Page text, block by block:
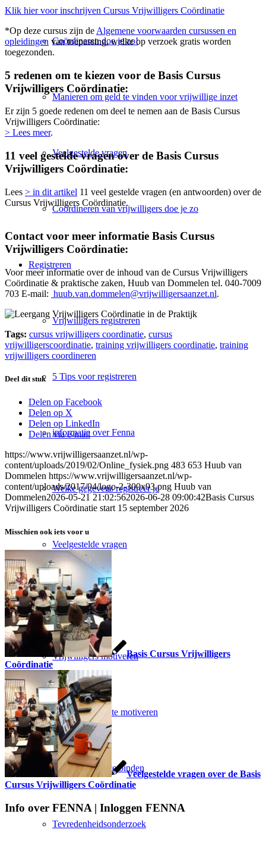
Coördineren doe je zo!
Manieren om geld te vinden voor vrijwillige inzet
Veelgestelde vragen
Coördineren van vrijwilligers doe je zo
Registreren
Vrijwilligers registreren
5 Tips voor registreren
informatie over Fenna
Welke gegevens registreer je
Veelgestelde vragen
Motiveren
Vrijwilligers motiveren
5 Manieren om te motiveren
5 tips om beter te binden
Tevredenheidsonderzoek
Klik hier voor inschrijven Cursus Vrijwilligers Coördinatie
*Op deze cursus zijn de Algemene voorwaarden cursussen en
opleidingen van toepassing, welke op verzoek gratis worden
toegezonden.
5 redenen om te kiezen voor de Basis Cursus
Vrijwilligers Coördinatie:
Er zijn 5 goede redenen om deel te nemen aan de Basis Cursus
Vrijwilligers Coördinatie:
> Lees meer.
11 veel gestelde vragen over de Basis Cursus
Vrijwilligers Coördinatie:
Lees > in dit artikel 11 veel gestelde vragen (en antwoorden) over de
Cursus Vrijwilligers Coördinatie.
Contact voor meer informatie Basis Cursus
Vrijwilligers Coördinatie:
Voor meer informatie over de inhoud van de Cursus Vrijwilligers
Coördinatie & praktische zaken, Huub van Dommelen tel. 040-7009
703 E-mail: huub.van.dommelen@vrijwilligersaanzet.nl.
Tags: cursus vrijwilligers coordinatie, cursus
vrijwilligerscoordinatie, training vrijwilligers coordinatie, training
vrijwilligers coordineren
Deel dit stuk
Delen op Facebook
Delen op X
Delen op LinkedIn
Delen via e-mail
https://www.vrijwilligersaanzet.nl/wp-
content/uploads/2019/02/Online_fysiek.png 483 653 Huub van
Dommelen https://www.vrijwilligersaanzet.nl/wp-
content/uploads/2017/04/logo-2-300x93.png Huub van
Dommelen2026-05-21 21:02:562026-06-28 09:00:42Basis Cursus
Vrijwilligers Coördinatie start 15 september 2026
Misschien ook iets voor u
Basis Cursus Vrijwilligers
Coördinatie
Veelgestelde vragen over de Basis
Cursus Vrijwilligers Coördinatie
Info over FENNA | Inloggen FENNA